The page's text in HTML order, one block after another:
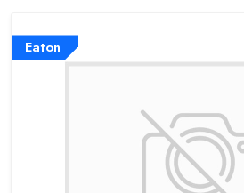
Eaton